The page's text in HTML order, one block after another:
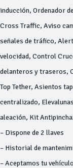
inducción, Ordenador
Cross Traffic, Aviso
señales de tráfico,
velocidad, Control
delanteros y traseros,
Top Tether, Asientos
centralizado,
aleación, Kit
– Dispone de 2 llaves
– Historial de
– Aceptamos tu